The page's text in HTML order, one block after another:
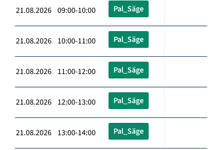
21.08.2026 09:00-10:00 Pal_Säge
21.08.2026 10:00-11:00 Pal_Säge
21.08.2026 11:00-12:00 Pal_Säge
21.08.2026 12:00-13:00 Pal_Säge
21.08.2026 13:00-14:00 Pal_Säge